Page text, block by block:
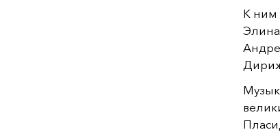
К ним